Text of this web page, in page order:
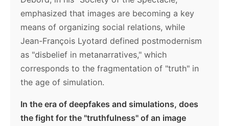
emphasized that images are becoming a key
means of organizing social relations, while
Jean-François Lyotard defined postmodernism
as "disbelief in metanarratives," which
corresponds to the fragmentation of "truth" in
the age of simulation.
In the era of deepfakes and simulations, does
the fight for the "truthfulness" of an image